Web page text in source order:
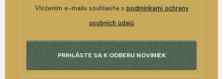
Vložením e-mailu souhlasíte s podmínkami ochrany
osobních údajů
PRIHLÁSTE SA K ODBERU NOVINIEK